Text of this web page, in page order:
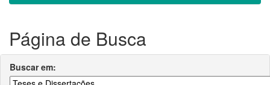
Página de Busca
Buscar em: